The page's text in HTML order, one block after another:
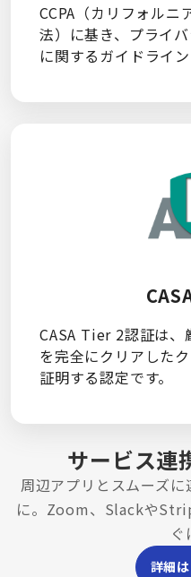
CCPA（カリフォルニ
法）に基き、プライ
に関するガイドライ
CASA Tier 2認証は、
を完全にクリアした
証明する認定です。
サービス連
周辺アプリとスムーズ
に。Zoom、Slackや
詳細